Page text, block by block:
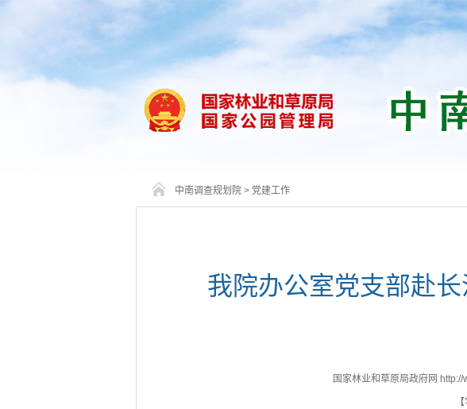
中南调查规划院 > 党建工作
我院办公室党支部赴
国家林业和草原局政府网 http://